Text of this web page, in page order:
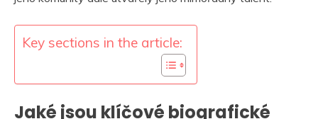
Key sections in the article:
Jaké jsou klíčové biografické